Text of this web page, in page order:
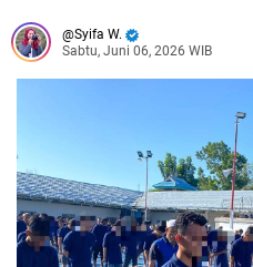
Syifa W.
Sabtu, Juni 06, 2026 WIB